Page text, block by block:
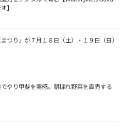
】
つり」が７月１８日（土）・１９日（日）
やり甲斐を実感。朝採れ野菜を直売する